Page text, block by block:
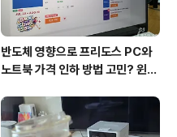
반도체 영향으로 프리도스 PC와
노트북 가격 인하 방법 고민? 윈도
방법?(feat. vip-scdkeys)